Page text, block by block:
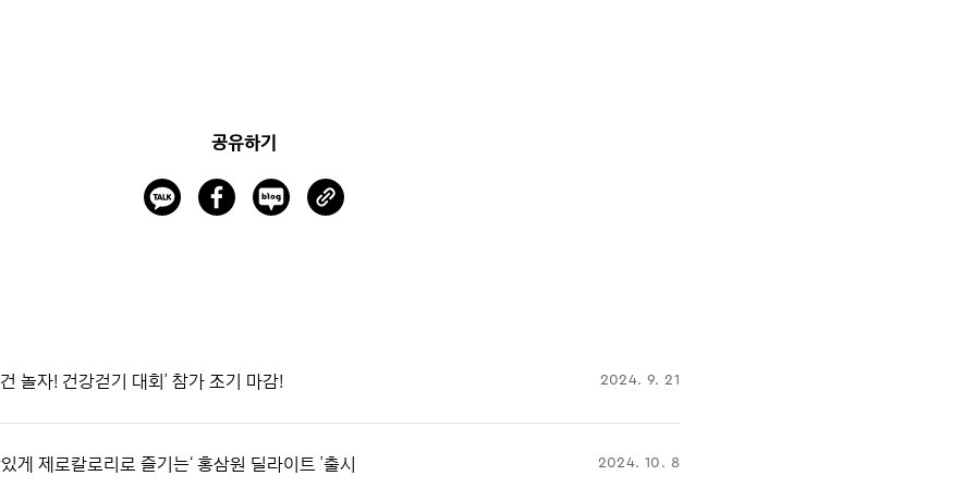
공유하기
놀자! 건강걷기 대회’ 참가 조기 마감! 2024. 9. 21
게 제로칼로리로 즐기는‘ 홍삼원 딜라이트 ’출시 2024. 10. 8